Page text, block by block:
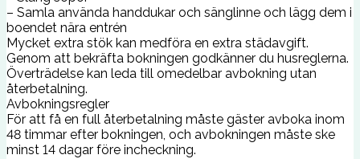
– Samla använda handdukar och sänglinne och lägg dem i
boendet nära entrén
Mycket extra stök kan medföra en extra städavgift.
Genom att bekräfta bokningen godkänner du husreglerna.
Överträdelse kan leda till omedelbar avbokning utan
återbetalning.
Avbokningsregler
För att få en full återbetalning måste gäster avboka inom
48 timmar efter bokningen, och avbokningen måste ske
minst 14 dagar före incheckning.